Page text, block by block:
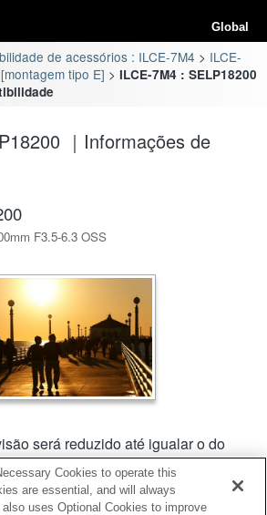
Global
de acessórios : ILCE-7M4
ILCE-
tipo E]
ILCE-7M4 : SELP18200
｜Informações de
F3.5-6.3 OSS
será reduzido até igualar o do
atribuir a direcção de rotação da
Cookies to operate this
are essential, and will always
uses Optional Cookies to improve